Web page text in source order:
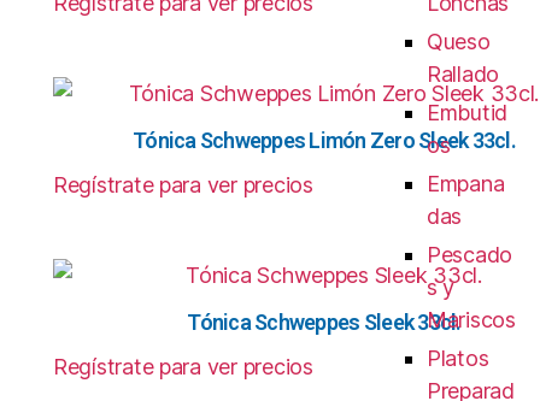
Tónica Schweppes Limón Zero Sleek 33cl.
Regístrate para ver precios
Tónica Schweppes Sleek 33cl.
Regístrate para ver precios
Queso
Rallado
Embutid
os
Empana
das
Pescado
s y
Mariscos
Platos
Preparad